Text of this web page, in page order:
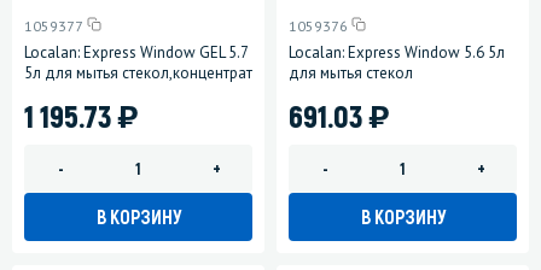
1059377
Localan: Express Window GEL 5.7
5л для мытья стекол,концентрат
1 195.73)
- +
В КОРЗИНУ
1059376
Localan: Express Window 5.6 5л
для мытья стекол
691.03)
- +
В КОРЗИНУ